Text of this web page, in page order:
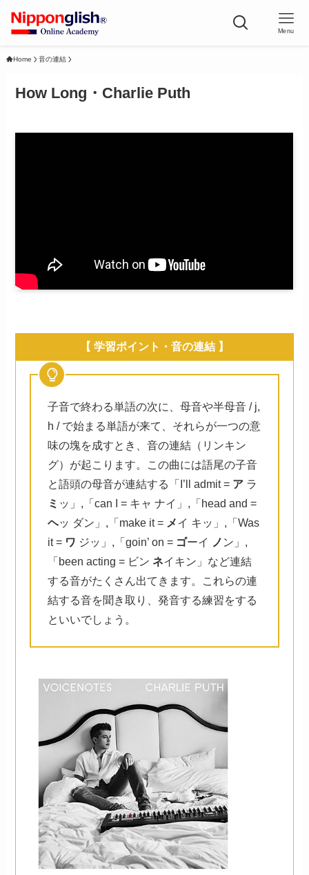
Menu
Home 音の連結
How Long・Charlie Puth
【 学習ポイント・音の連結 】
子音で終わる単語の次に、母音や半母音 / j,
h / で始まる単語が来て、それらが一つの意
味の塊を成すとき、音の連結（リンキン
グ）が起こります。この曲には語尾の子音
と語頭の母音が連結する「I’ll admit = ア ラ
ミ ッ」,「can I = キャ ナイ」,「head and =
ヘッ ダン」,「make it = メイ キッ」,「Was
it = ワ ジッ」,「goin’ on = ゴーイ ノ ン」,
「been acting = ビンネイキン」など連結
する音がたくさん出てきます。これらの連
結する音を聞き取り、発音する練習をする
といいでしょう。